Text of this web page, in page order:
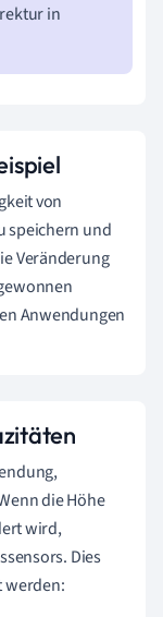
in
von
speichern und
Veränderung
Anwendungen
die Höhe
wird,
Dies
werden: